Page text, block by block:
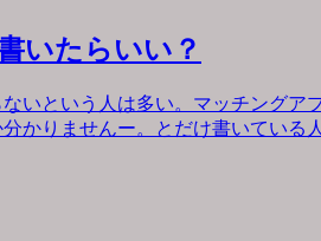
いたらいい？
いという人は多い。マッチングア
かりませんー。とだけ書いている